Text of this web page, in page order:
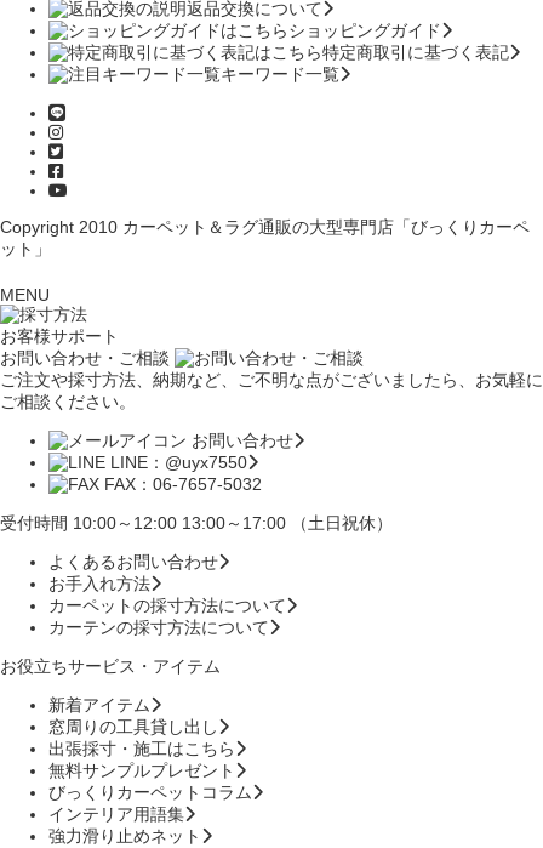
返品交換について
ショッピングガイド
特定商取引に基づく表記
キーワード一覧
Copyright 2010 カーペット＆ラグ通販の大型専門店「びっくりカーペ
ット」
MENU
お客様サポート
お問い合わせ・ご相談
ご注文や採寸方法、納期など、ご不明な点がございましたら、お気軽に
ご相談ください。
お問い合わせ
LINE：@uyx7550
FAX：06-7657-5032
受付時間 10:00～12:00 13:00～17:00 （土日祝休）
よくあるお問い合わせ
お手入れ方法
カーペットの採寸方法について
カーテンの採寸方法について
お役立ちサービス・アイテム
新着アイテム
窓周りの工具貸し出し
出張採寸・施工はこちら
無料サンプルプレゼント
びっくりカーペットコラム
インテリア用語集
強力滑り止めネット